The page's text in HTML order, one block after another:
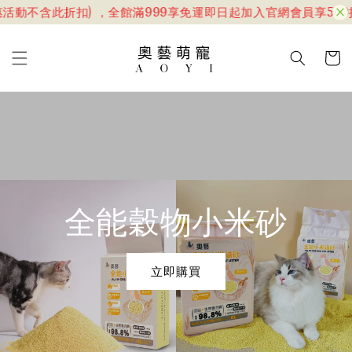
動不含此折扣) ，全館滿999享免運即日起加入官網會員享599
全能穀物小米砂
立即購買